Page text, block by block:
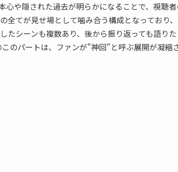
心や隠された過去が明らかになることで、視聴
全てが見せ場として噛み合う構成となっており
たシーンも複数あり、後から振り返っても語り
のパートは、ファンが"神回"と呼ぶ展開が凝縮